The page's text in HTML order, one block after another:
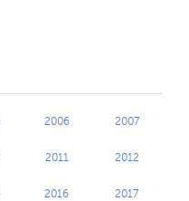
2006 2007
2011 2012
2016 2017